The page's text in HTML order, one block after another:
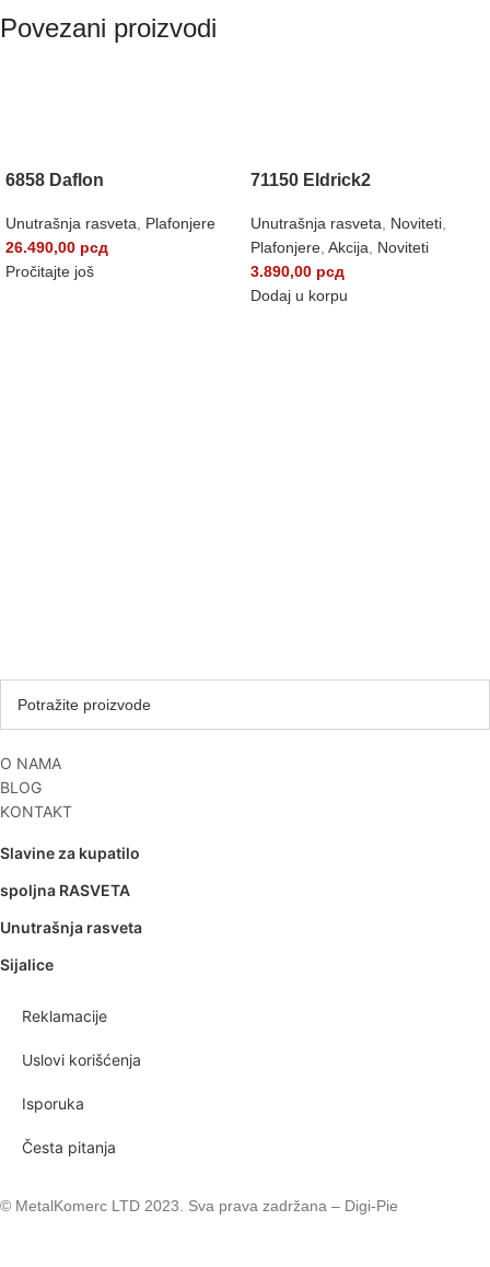
Povezani proizvodi
6858 Daflon
Unutrašnja rasveta
Plafonjere
26.490,00 рсд
Pročitajte još
71150 Eldrick2
Unutrašnja rasveta Noviteti
Plafonjere Akcija
Noviteti
3.890,00 рсд
Dodaj u korpu
O NAMA
BLOG
KONTAKT
Slavine za kupatilo
spoljna RASVETA
Unutrašnja rasveta
Sijalice
Reklamacije
Uslovi korišćenja
Isporuka
Česta pitanja
© MetalKomerc LTD 2023. Sva prava zadržana – Digi-Pie